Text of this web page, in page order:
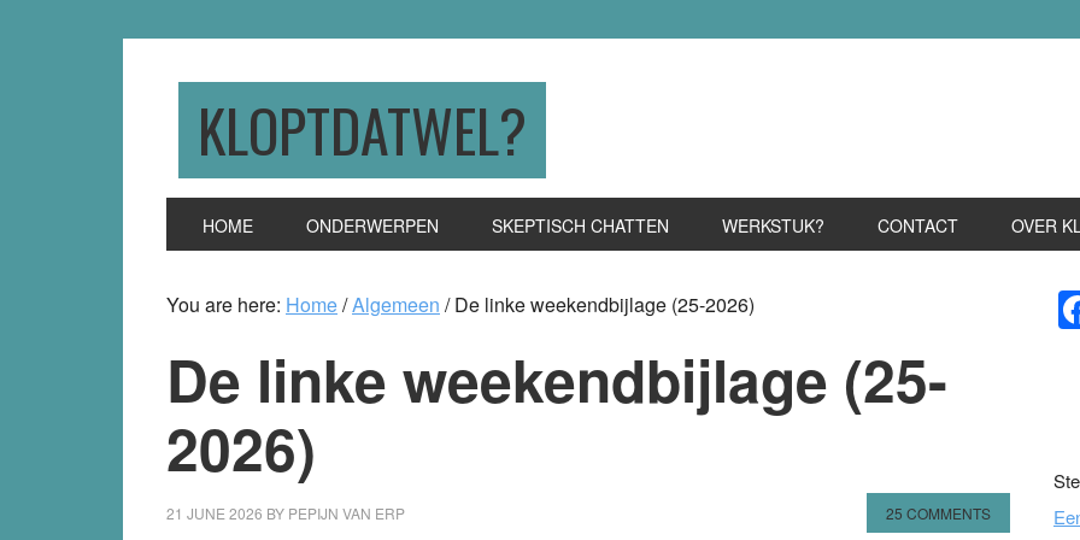
KLOPTDATWEL?
HOME ONDERWERPEN SKEPTISCH CHATTEN WERKSTUK? CONTACT OVER
You are here: Home/Algemeen /De linke weekendbijlage (25-2026)
De linke weekendbijlage (25-
2026)
21 JUNE 2026 BY PEPIJN VAN ERP 25 COMMENTS